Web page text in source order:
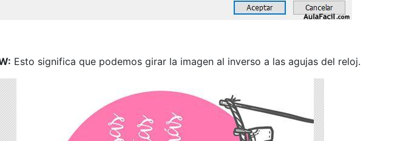
Esto significa que podemos girar la imagen al inverso a las agujas del reloj.